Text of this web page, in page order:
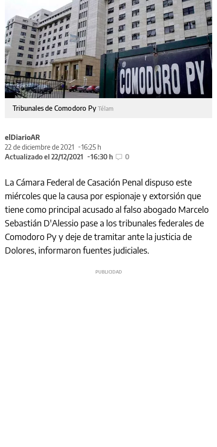
Tribunales de Comodoro PyTélam
elDiarioAR
22 de diciembre de 2021
16:25 h
Actualizado el 22/12/2021
16:30 h 0
La Cámara Federal de Casación Penal dispuso este
miércoles que la causa por espionaje y extorsión que
tiene como principal acusado al falso abogado Marcelo
Sebastián D'Alessio pase a los tribunales federales de
Comodoro Py y deje de tramitar ante la justicia de
Dolores, informaron fuentes judiciales.